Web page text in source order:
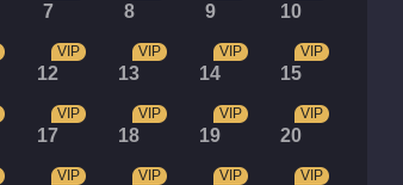
7 8 9 10
12
VIP
13
VIP
14
VIP
15
VIP
17
VIP
18
VIP
19
VIP
20
VIP
VIP VIP VIP VIP